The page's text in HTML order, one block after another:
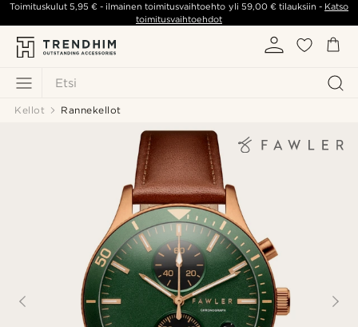
Etsi
Toimituskulut5,95 € - ilmainen toimitusvaihtoehto yli 59,00 €tilauksiin - Katso
toimitusvaihtoehdot
Kellot Rannekellot